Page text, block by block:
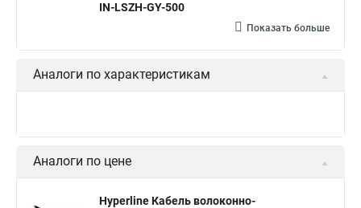
IN-LSZH-GY-500
Показать больше
Аналоги по характеристикам
Аналоги по цене
Hyperline Кабель волоконно-